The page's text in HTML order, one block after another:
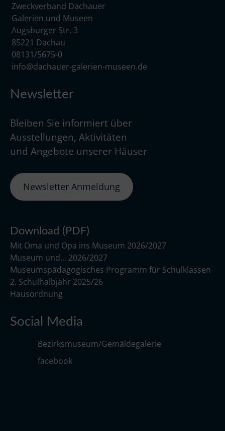
Zweckverband Dachauer
Galerien und Museen
Augsburger Str. 3
85221 Dachau
08131/5675-0
info@dachauer-galerien-museen.de
Newsletter
Bleiben Sie informiert über
Ausstellungen, Aktivitäten
und Angebote unserer Häuser
Newsletter Anmeldung
Download (PDF)
Mit Oma und Opa ins Museum 2026/2027
Museum und… 2026/2027
Museumspädagogisches Programm für Schulklassen
2. Schulhalbjahr 2025/26
Hausordnung
Social Media
Bezirksmuseum/Gemäldegalerie
facebook